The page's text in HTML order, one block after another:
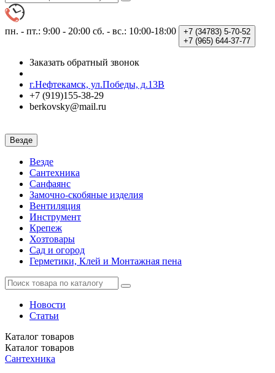
пн. - пт.: 9:00 - 20:00 сб. - вс.: 10:00-18:00 +7 (34783) 5-70-52
+7 (965) 644-37-77
Заказать обратный звонок
г.Нефтекамск, ул.Победы, д.13В
+7 (919)155-38-29
berkovsky@mail.ru
Везде
Везде
Сантехника
Санфаянс
Замочно-скобяные изделия
Вентиляция
Инструмент
Крепеж
Хозтовары
Сад и огород
Герметики, Клей и Монтажная пена
Новости
Статьи
Каталог товаров
Каталог товаров
Сантехника